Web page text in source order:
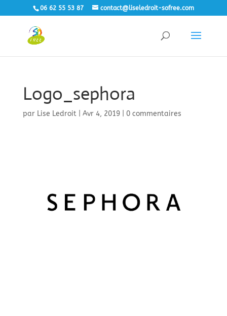
06 62 55 53 87 contact@liseledroit-sofree.com
Logo_sephora
par Lise Ledroit| Avr 4, 2019| 0 commentaires